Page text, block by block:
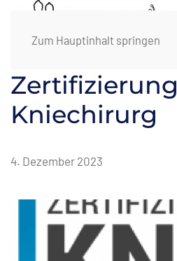
Zum Hauptinhalt springen
Zertifizierung
Kniechirurg
4. Dezember 2023